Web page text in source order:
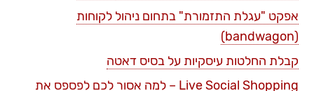
אפקט "עגלת התזמורת" בתחום ניהול לקוחות
(bandwagon)
קבלת החלטות עיסקיות על בסיס דאטה
Live Social Shopping – למה אסור לכם לפספס את